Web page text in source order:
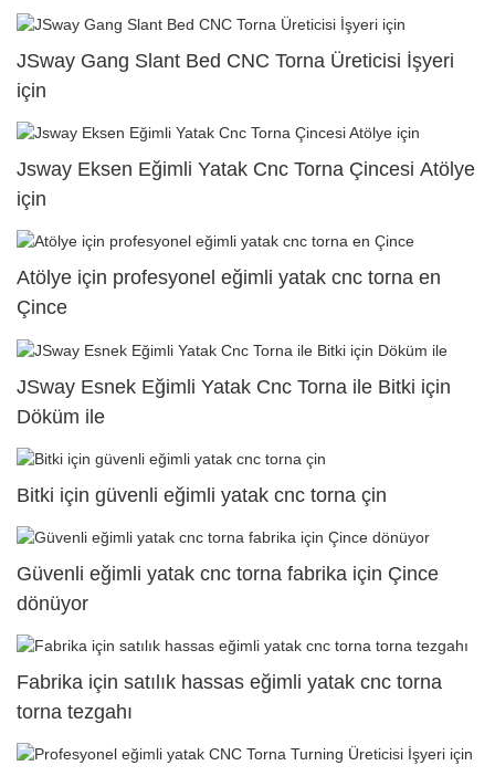
JSway Gang Slant Bed CNC Torna Üreticisi İşyeri
için
Jsway Eksen Eğimli Yatak Cnc Torna Çincesi Atölye
için
Atölye için profesyonel eğimli yatak cnc torna en
Çince
JSway Esnek Eğimli Yatak Cnc Torna ile Bitki için
Döküm ile
Bitki için güvenli eğimli yatak cnc torna çin
Güvenli eğimli yatak cnc torna fabrika için Çince
dönüyor
Fabrika için satılık hassas eğimli yatak cnc torna
torna tezgahı